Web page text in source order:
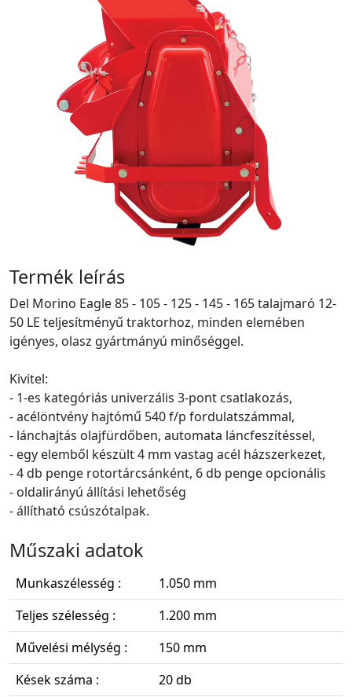
Termék leírás
Del Morino Eagle 85 - 105 - 125 - 145 - 165 talajmaró 12-
50 LE teljesítményű traktorhoz, minden elemében
igényes, olasz gyártmányú minőséggel.
Kivitel:
- 1-es kategóriás univerzális 3-pont csatlakozás,
- acélöntvény hajtómű 540 f/p fordulatszámmal,
- lánchajtás olajfürdőben, automata láncfeszítéssel,
- egy elemből készült 4 mm vastag acél házszerkezet,
- 4 db penge rotortárcsánként, 6 db penge opcionális
- oldalirányú állítási lehetőség
- állítható csúszótalpak.
Műszaki adatok
Munkaszélesség :
1.050 mm
Teljes szélesség :
1.200 mm
Művelési mélység :
150 mm
Kések száma :
20 db